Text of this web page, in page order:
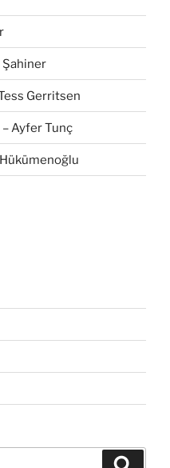
Şahiner
Gerritsen
Ayfer Tunç